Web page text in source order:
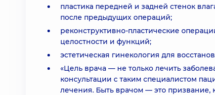
пластика передней и задней стенок
после предыдущих операций;
реконструктивно-пластические
целостности и функций;
эстетическая гинекология для
«Цель врача — не только лечить
консультации с таким специалистом
лечения. Быть врачом — это призвание,